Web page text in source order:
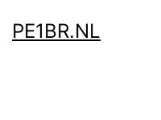
toPE1BR.NL